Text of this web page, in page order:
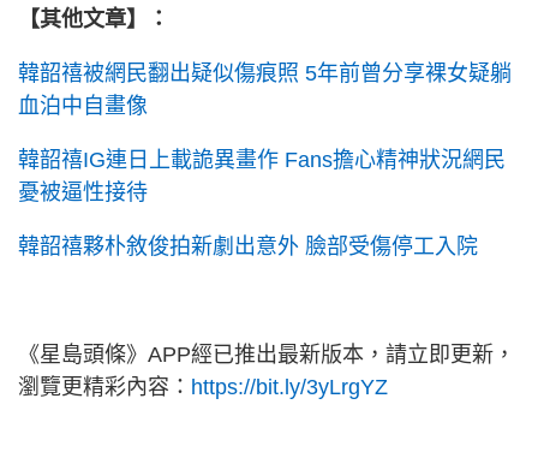
【其他文章】：
韓韶禧被網民翻出疑似傷痕照 5年前曾分享裸女疑躺
血泊中自畫像
韓韶禧IG連日上載詭異畫作 Fans擔心精神狀況網民
憂被逼性接待
韓韶禧夥朴敘俊拍新劇出意外 臉部受傷停工入院
《星島頭條》APP經已推出最新版本，請立即更新，
瀏覽更精彩內容： https://bit.ly/3yLrgYZ